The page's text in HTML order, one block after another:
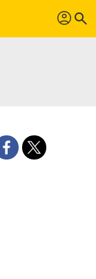
profil search